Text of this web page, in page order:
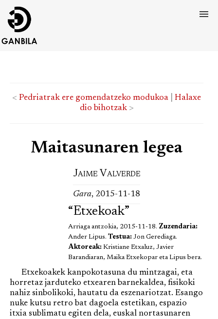
< Pedriatrak ere gomendatzeko modukoa
Halaxe
dio bihotzak>
Maitasunaren legea
Jaime Valverde
Gara, 2015-11-18
“Etxekoak”
Arriaga antzokia, 2015-11-18. Zuzendaria:
Ander Lipus. Testua: Jon Gerediaga.
Aktoreak: Kristiane Etxaluz, Javier
Barandiaran, Maika Etxekopar eta Lipus bera.
Etxekoakek kanpokotasuna du mintzagai, eta
horretaz jarduteko etxearen barnekaldea, fisikoki
nahiz sinbolikoki, hautatu da eszenariotzat. Esango
nuke kutsu retro bat dagoela estetikan, espazio
itxia sublimatu egiten dela, euskal nortasunaren